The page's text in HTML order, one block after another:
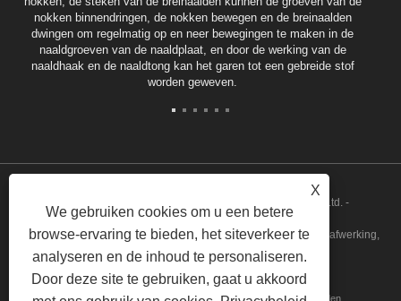
nokken binnendringen, de nokken bewegen en de breinaalden
dwingen om regelmatig op en neer bewegingen te maken in de
naaldgroeven van de naaldplaat, en door de werking van de
naaldhaak en de naaldtong kan het garen tot een gebreide stof
worden geweven.
Copyright © 2022 Tongxiang Qianglong Machinery Co., Ltd. -
Geautomatiseerde vlakbreimachine, garenkamsysteem zonder afwerking,
gemotoriseerde invoer - Alle rechten voorbehouden.
Huis Over ons Producten Nieuws Downloaden
X
We gebruiken cookies om u een betere
browse-ervaring te bieden, het siteverkeer te
analyseren en de inhoud te personaliseren.
Door deze site te gebruiken, gaat u akkoord